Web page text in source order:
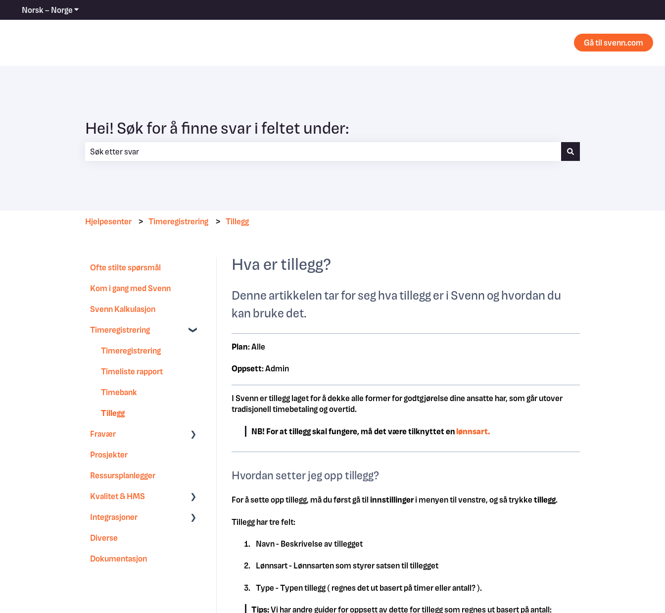
Norsk – NorgeVis undermeny for oversettelser
Gå til svenn.com
Hei! Søk for å finne svar i feltet under:
Hjelpesenter Timeregistrering Tillegg
Hva er tillegg?
Denne artikkelen tar for seg hva tillegg er i Svenn og hvordan du
kan bruke det.
Plan: Alle
Oppsett: Admin
I Svenn er tillegg laget for å dekke alle former for godtgjørelse dine ansatte har, som går utover
tradisjonell timebetaling og overtid.
NB! For at tillegg skal fungere, må det være tilknyttet enlønnsart.
Hvordan setter jeg opp tillegg?
For å sette opp tillegg, må du først gå tilinnstillingeri menyen til venstre, og så trykketillegg.
Tillegg har tre felt:
Navn - Beskrivelse av tillegget
Lønnsart - Lønnsarten som styrer satsen til tillegget
Type - Typen tillegg ( regnes det ut basert på timer eller antall? ).
Tips:Vi har andre guider for oppsett av dette for tillegg som regnes ut basert på antall:
Ofte stilte spørsmål
Kom i gang med Svenn
Svenn Kalkulasjon
Timeregistrering
Timeregistrering
Timeliste rapport
Timebank
Tillegg
Fravær
Kom i gang
Innstillinger
Prosjekter
Ressursplanlegger
Kvalitet & HMS
HMS og lovverk
Sjekklister
Integrasjoner
Power Office GO
Tripletex
Diverse
Dokumentasjon